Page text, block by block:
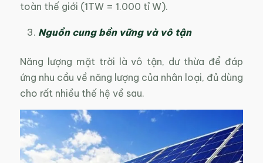
toàn thế giới (1TW = 1.000 tỉ W).
Nguồn cung bền vững và vô tận
Năng lượng mặt trời là vô tận, dư thừa để đáp
ứng nhu cầu về năng lượng của nhân loại, đủ dùng
cho rất nhiều thế hệ về sau.